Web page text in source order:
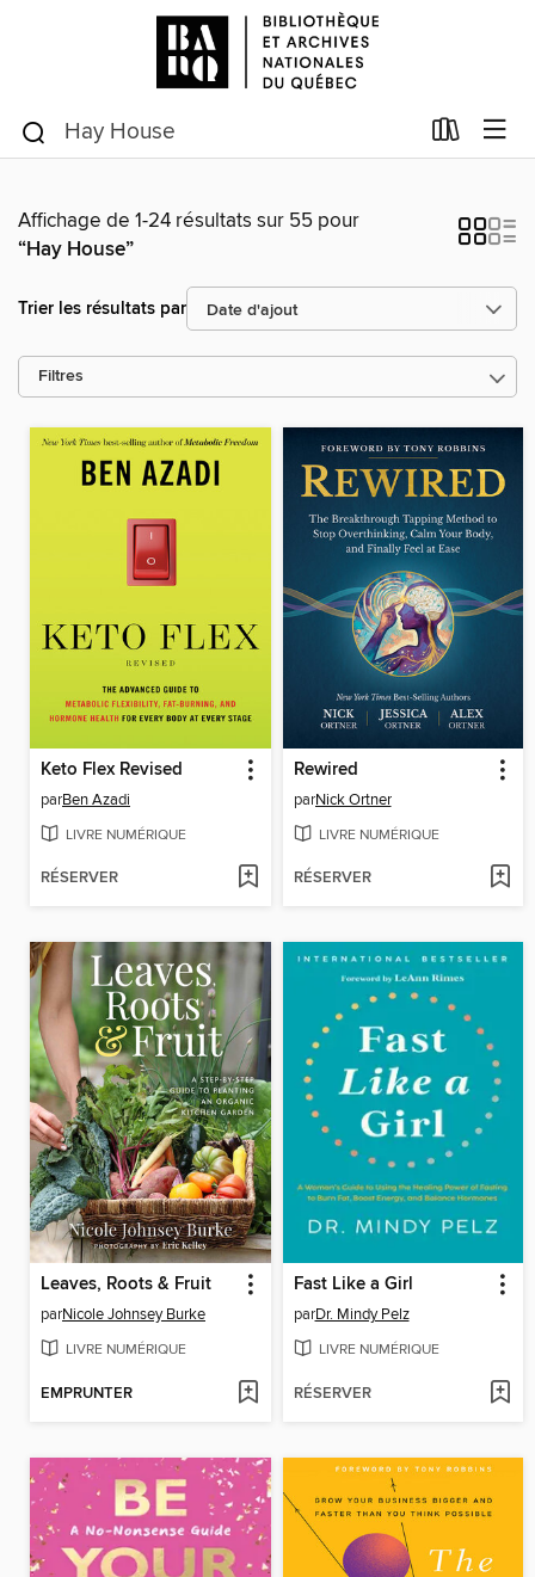
Affichage de 1-24 résultats sur 55 pour
“Hay House”
Trier les résultats par
Filtres
Keto Flex Revised
parBen Azadi
LIVRE NUMÉRIQUE
RÉSERVER
Rewired
parNick Ortner
LIVRE NUMÉRIQUE
RÉSERVER
Leaves, Roots & Fruit
parNicole Johnsey Burke
LIVRE NUMÉRIQUE
EMPRUNTER
Fast Like a Girl
parDr. Mindy Pelz
LIVRE NUMÉRIQUE
RÉSERVER